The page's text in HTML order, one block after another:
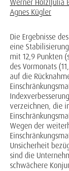
Werner Hölzl Julia
Agnes Kügler
Die Ergebnisse
eine
mit 12,9 Punkten
des Vormonats
auf die
verzeichnen, die
Wegen der
Unsicherheit
sind die
schwächere